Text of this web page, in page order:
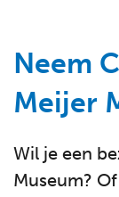
Neem
Meijer
Wil je een
Museum?